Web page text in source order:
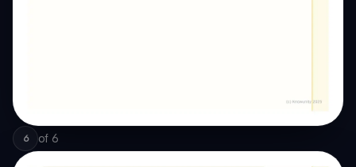
6 of 6